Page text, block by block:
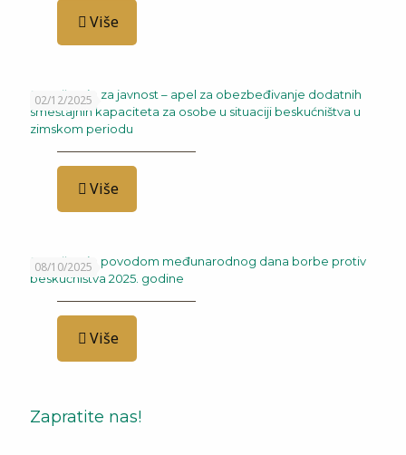
Više
02/12/2025
Saopštenje za javnost – apel za obezbeđivanje dodatnih
smeštajnih kapaciteta za osobe u situaciji beskućništva u
zimskom periodu
Više
08/10/2025
Saopštenje povodom međunarodnog dana borbe protiv
beskućništva 2025. godine
Više
Zapratite nas!